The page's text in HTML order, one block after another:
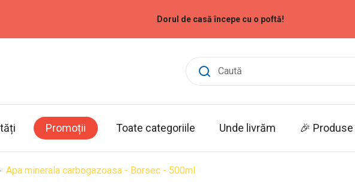
Dorul de casă începe cu o poftă!
Promoții Toate categoriile Unde livrăm 🎉
Apa minerala carbogazoasa - Borsec - 500ml